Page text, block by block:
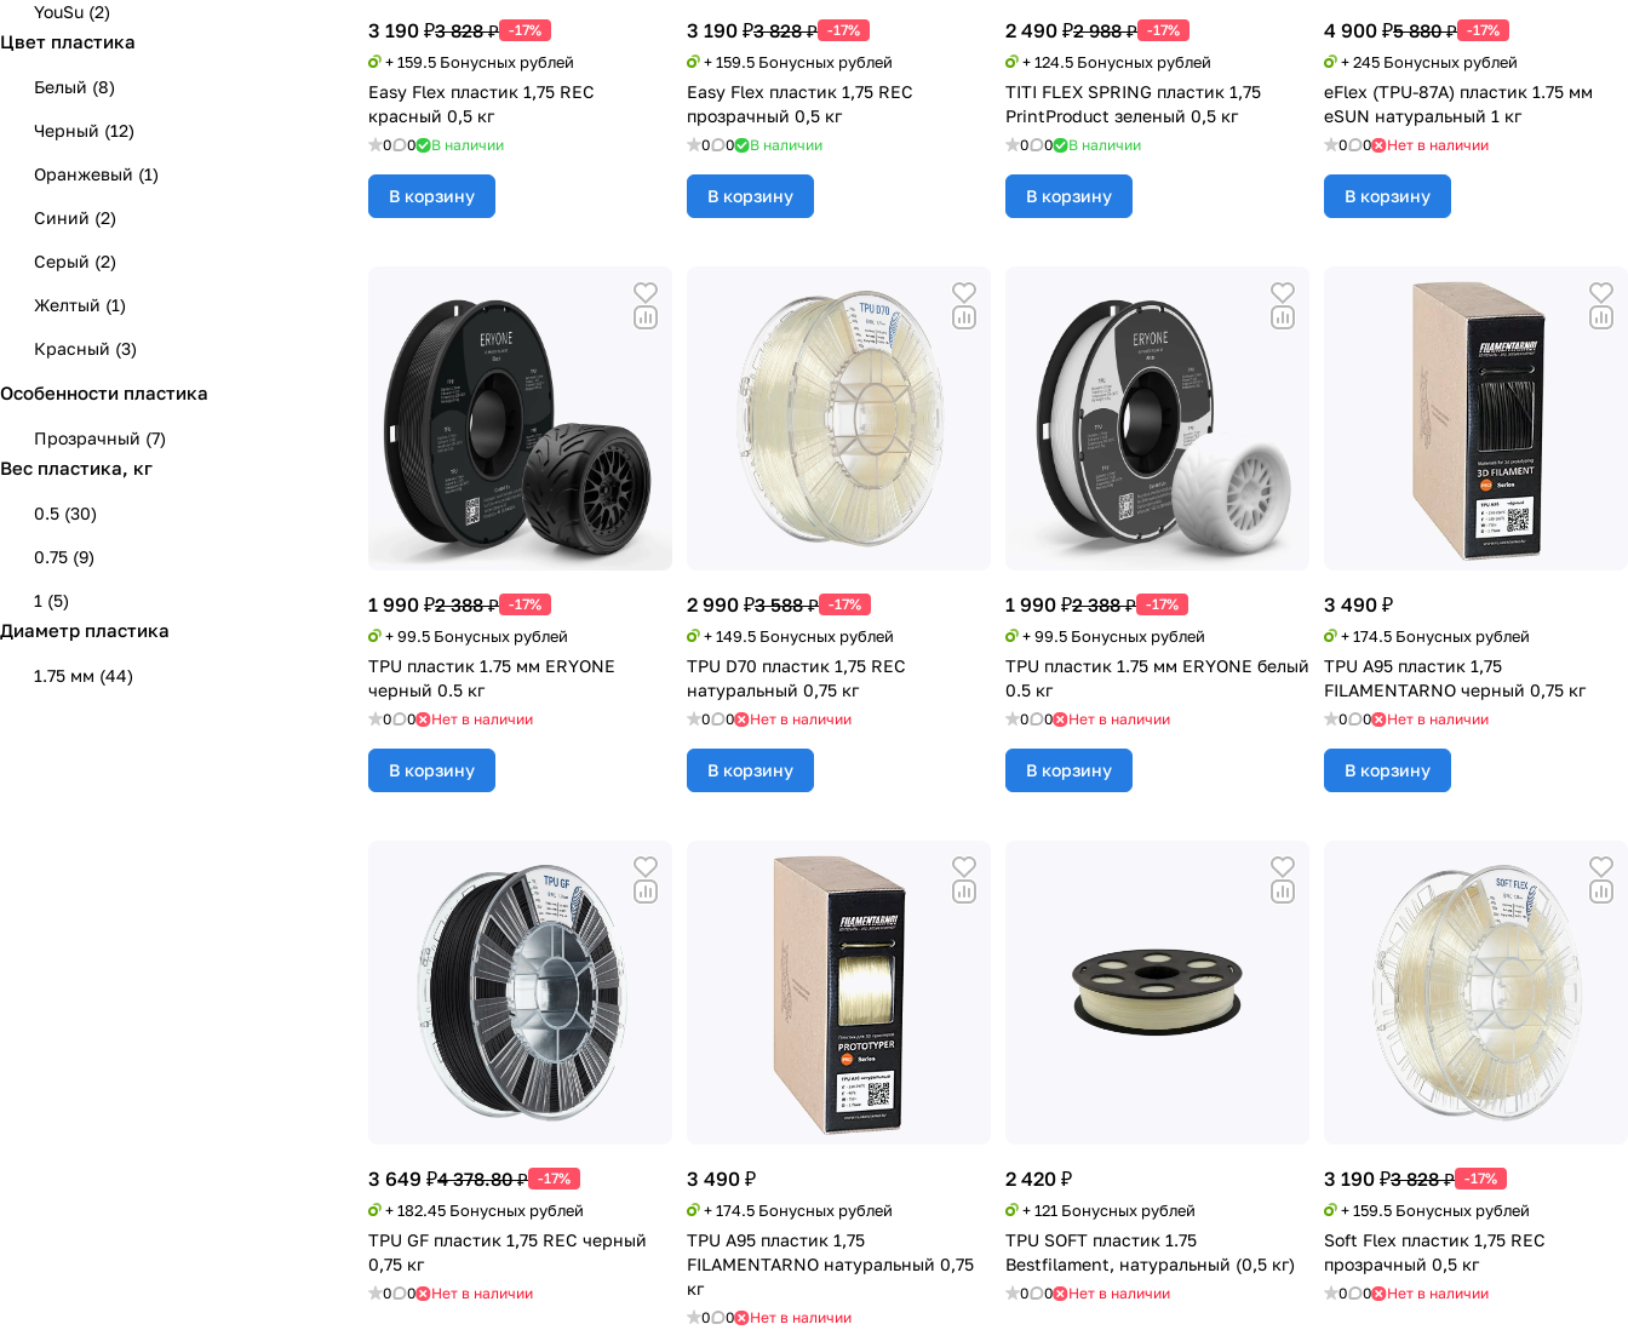
3 190 ₽3 828 ₽ -17%
+ 159.5 Бонусных рублей
Easy Flex пластик 1,75 REC
красный 0,5 кг
0 0 В наличии
В корзину
3 190 ₽3 828 ₽ -17%
+ 159.5 Бонусных рублей
Easy Flex пластик 1,75 REC
прозрачный 0,5 кг
0 0 В наличии
В корзину
2 490 ₽2 988 ₽ -17%
+ 124.5 Бонусных рублей
TITI FLEX SPRING пластик 1,75
PrintProduct зеленый 0,5 кг
0 0 В наличии
В корзину
4 900 ₽5 880 ₽ -17%
+ 245 Бонусных рублей
eFlex (TPU-87A) пластик 1.75 мм
eSUN натуральный 1 кг
0 0 Нет в наличии
В корзину
1 990 ₽2 388 ₽ -17%
+ 99.5 Бонусных рублей
TPU пластик 1.75 мм ERYONE
черный 0.5 кг
0 0 Нет в наличии
В корзину
2 990 ₽3 588 ₽ -17%
+ 149.5 Бонусных рублей
TPU D70 пластик 1,75 REC
натуральный 0,75 кг
0 0 Нет в наличии
В корзину
1 990 ₽2 388 ₽ -17%
+ 99.5 Бонусных рублей
TPU пластик 1.75 мм ERYONE белый
0.5 кг
0 0 Нет в наличии
В корзину
3 490 ₽
+ 174.5 Бонусных рублей
TPU A95 пластик 1,75
FILAMENTARNO черный 0,75 кг
0 0 Нет в наличии
В корзину
3 649 ₽4 378.80 ₽ -17%
+ 182.45 Бонусных рублей
TPU GF пластик 1,75 REC черный
0,75 кг
0 0 Нет в наличии
3 490 ₽
+ 174.5 Бонусных рублей
TPU A95 пластик 1,75
FILAMENTARNO натуральный 0,75
кг
0 0 Нет в наличии
2 420 ₽
+ 121 Бонусных рублей
TPU SOFT пластик 1.75
Bestfilament, натуральный (0,5 кг)
0 0 Нет в наличии
3 190 ₽3 828 ₽ -17%
+ 159.5 Бонусных рублей
Soft Flex пластик 1,75 REC
прозрачный 0,5 кг
0 0 Нет в наличии
YouSu (2)
Цвет пластика
Белый (8)
Черный (12)
Оранжевый (1)
Синий (2)
Серый (2)
Желтый (1)
Красный (3)
Зеленый( 2)
Серебристый(2
Натуральный
Прозрачный
Особенности пластика
Прозрачный (7)
Вес пластика, кг
0.5 (30)
0.75 (9)
1 (5)
Диаметр пластика
1.75 мм (44)